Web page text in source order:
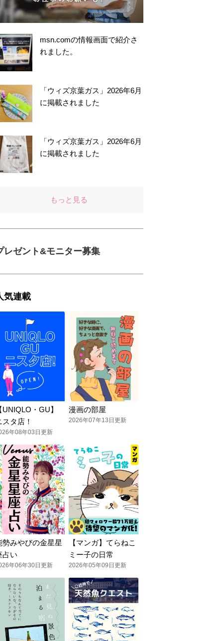
msn.comの情報画面で紹介さ
れました。
「ウィズ京葉ガス」2026年6月
に掲載されました
「ウィズ京葉ガス」2026年6月
に掲載されました
もっと見る
レゼント&モニター募集
気連載
UNIQLO・GU】
スタ店！
年08年03日更新
漫画の部屋
2026年07年13日更新
勢みやびの金星星
占い
年06年30日更新
【マンガ】てらねこ
ミー子の日常
2026年05年09日更新